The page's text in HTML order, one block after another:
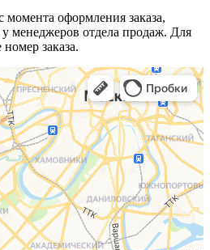
оформления заказа,
у менеджеров отдела продаж. Для
заказа.